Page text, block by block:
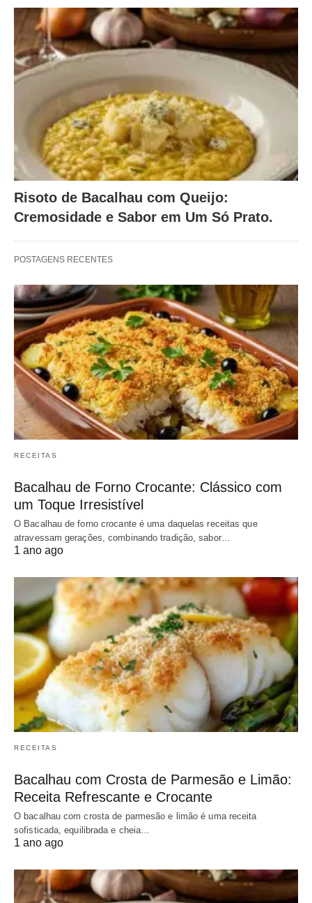
Risoto de Bacalhau com Queijo:
Cremosidade e Sabor em Um Só Prato.
POSTAGENS RECENTES
RECEITAS
Bacalhau de Forno Crocante: Clássico com
um Toque Irresistível
O Bacalhau de forno crocante é uma daquelas receitas que
atravessam gerações, combinando tradição, sabor…
1 ano ago
RECEITAS
Bacalhau com Crosta de Parmesão e Limão:
Receita Refrescante e Crocante
O bacalhau com crosta de parmesão e limão é uma receita
sofisticada, equilibrada e cheia…
1 ano ago